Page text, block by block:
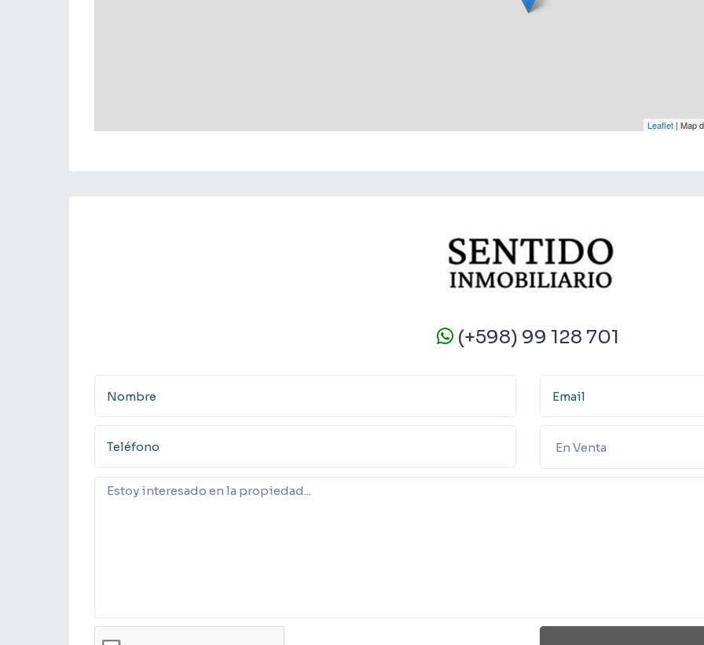
Leaflet | Map
(+598) 99 128 701